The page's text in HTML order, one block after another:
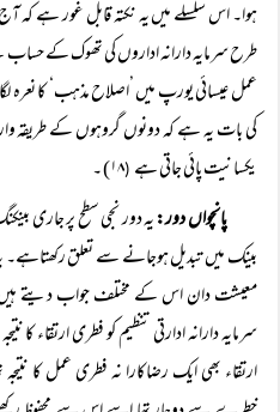
ہوا۔ اس سلسلے میں یہ نکتہ قابل غور ہے کہ
طرح سرمایہ دارانہ اداروں کی تھوک کے
عمل عیسائی یورپ میں ’اصلاح مذہب‘ کا
کی بات یہ ہے کہ دونوں گروہوں کے طریقہ
یکسانیت پائی جاتی ہے (۱۸) ۔
پانچواں دور:یہ دور نجی سطح پر جاری
بینک میں تبدیل ہوجانے سے تعلق رکھتاہے۔
معیشت دان اس کے مختلف جواب دیتے
سرمایہ دارانہ ادارتی تنظیم کو فطری ارتقاء کا
ارتقاء بھی ایک رضاکارا نہ فطری عمل کا